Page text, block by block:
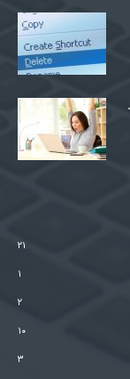
۲۱
۱
۲
۱۰
۳